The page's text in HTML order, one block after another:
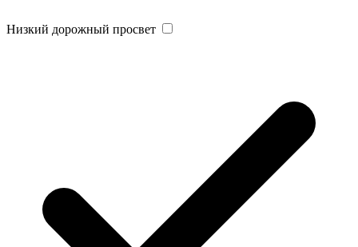
Низкий дорожный просвет